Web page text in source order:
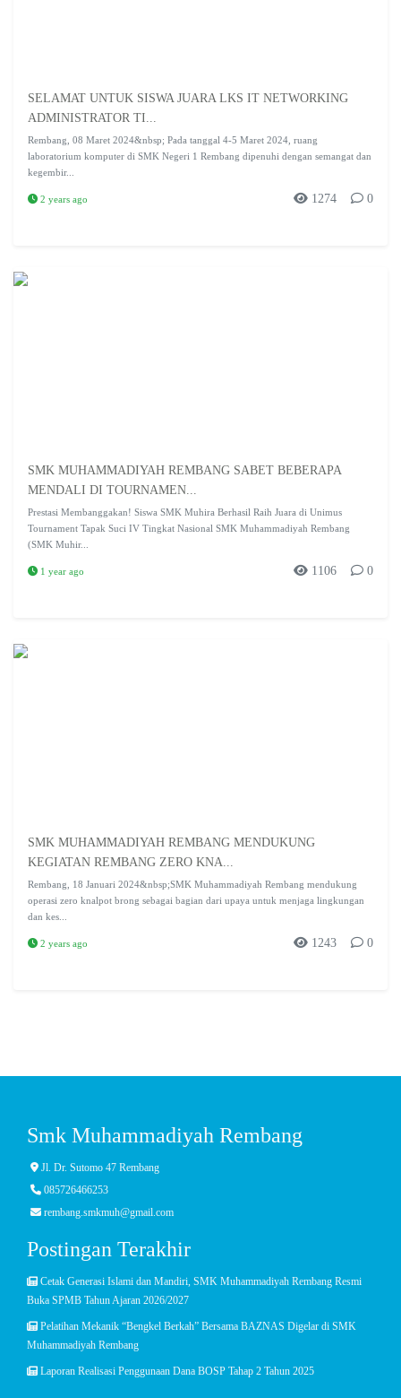
SELAMAT UNTUK SISWA JUARA LKS IT NETWORKING
ADMINISTRATOR TI...
Rembang, 08 Maret 2024&nbsp; Pada tanggal 4-5 Maret 2024, ruang
laboratorium komputer di SMK Negeri 1 Rembang dipenuhi dengan semangat dan
kegembir...
2 years ago 0
1274
SMK MUHAMMADIYAH REMBANG SABET BEBERAPA
MENDALI DI TOURNAMEN...
Prestasi Membanggakan! Siswa SMK Muhira Berhasil Raih Juara di Unimus
Tournament Tapak Suci IV Tingkat Nasional SMK Muhammadiyah Rembang
(SMK Muhir...
1 year ago 0
1106
SMK MUHAMMADIYAH REMBANG MENDUKUNG
KEGIATAN REMBANG ZERO KNA...
Rembang, 18 Januari 2024&nbsp;SMK Muhammadiyah Rembang mendukung
operasi zero knalpot brong sebagai bagian dari upaya untuk menjaga lingkungan
dan kes...
2 years ago 0
1243
Smk Muhammadiyah Rembang
Jl. Dr. Sutomo 47 Rembang
085726466253
rembang.smkmuh@gmail.com
Postingan Terakhir
Cetak Generasi Islami dan Mandiri, SMK Muhammadiyah Rembang Resmi
Buka SPMB Tahun Ajaran 2026/2027
Pelatihan Mekanik “Bengkel Berkah” Bersama BAZNAS Digelar di SMK
Muhammadiyah Rembang
Laporan Realisasi Penggunaan Dana BOSP Tahap 2 Tahun 2025